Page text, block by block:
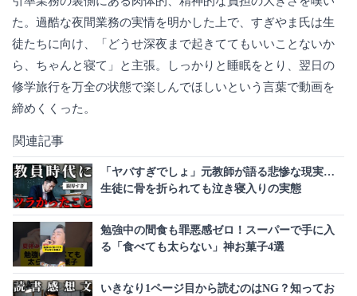
た。過酷な夜間業務の実情を明かした上で、すぎやま氏は生
徒たちに向け、「どうせ深夜まで起きててもいいことないか
ら、ちゃんと寝て」と主張。しっかりと睡眠をとり、翌日の
修学旅行を万全の状態で楽しんでほしいという言葉で動画を
締めくくった。
関連記事
「ヤバすぎでしょ」元教師が語る悲惨な現実…
生徒に骨を折られても泣き寝入りの実態
勉強中の間食も罪悪感ゼロ！スーパーで手に入
る「食べても太らない」神お菓子4選
いきなり1ページ目から読むのはNG？知ってお